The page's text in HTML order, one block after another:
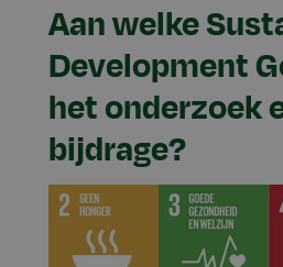
Aan welke
Development
het onderzoek
bijdrage?